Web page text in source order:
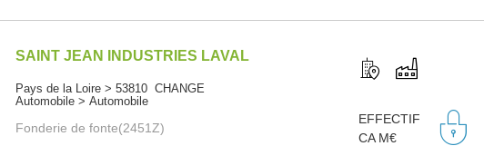
SAINT JEAN INDUSTRIES LAVAL
Pays de la Loire > 53810 CHANGE
Automobile > Automobile
Fonderie de fonte(2451Z)
EFFECTIF
CA M€